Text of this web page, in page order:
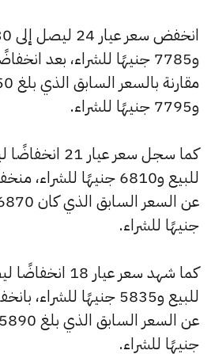
و7795 جنيهًا للشراء.
جنيهًا للشراء.
جنيهًا للشراء.